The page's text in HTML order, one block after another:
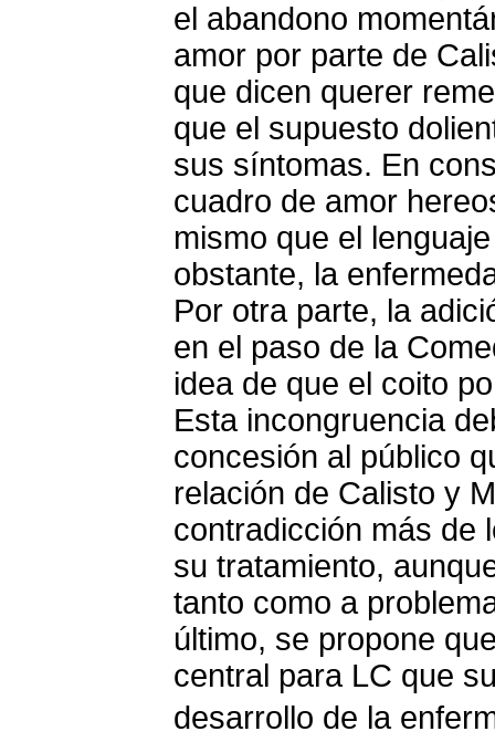
el abandono
amor por parte de
que dicen querer
que el supuesto
sus síntomas. En
cuadro de amor
mismo que el
obstante, la
Por otra parte, la
en el paso de la
idea de que el coito
Esta incongruencia
concesión al público
relación de Calisto y
contradicción más de
su tratamiento,
tanto como a
último, se propone
central para LC que
desarrollo de la